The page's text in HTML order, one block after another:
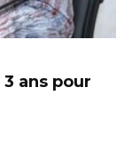
ans pour